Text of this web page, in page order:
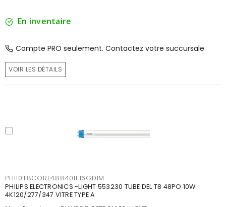
En inventaire
Compte PRO seulement. Contactez votre succursale
VOIR LES DÉTAILS
PHI10T8CORE48840IF16GDIM
PHILIPS ELECTRONICS -LIGHT 553230 TUBE DEL T8 48PO 10W
4K120/277/347 VITRE TYPE A